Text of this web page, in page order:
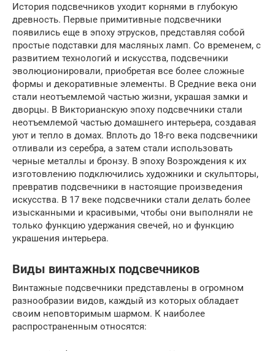
История подсвечников уходит корнями в глубокую
древность. Первые примитивные подсвечники
появились еще в эпоху этрусков, представляя собой
простые подставки для масляных ламп. Со временем, с
развитием технологий и искусства, подсвечники
эволюционировали, приобретая все более сложные
формы и декоративные элементы. В Средние века они
стали неотъемлемой частью жизни, украшая замки и
дворцы. В Викторианскую эпоху подсвечники стали
неотъемлемой частью домашнего интерьера, создавая
уют и тепло в домах. Вплоть до 18-го века подсвечники
отливали из серебра, а затем стали использовать
черные металлы и бронзу. В эпоху Возрождения к их
изготовлению подключились художники и скульпторы,
превратив подсвечники в настоящие произведения
искусства. В 17 веке подсвечники стали делать более
изысканными и красивыми, чтобы они выполняли не
только функцию удержания свечей, но и функцию
украшения интерьера.
Виды винтажных подсвечников
Винтажные подсвечники представлены в огромном
разнообразии видов, каждый из которых обладает
своим неповторимым шармом. К наиболее
распространенным относятся: